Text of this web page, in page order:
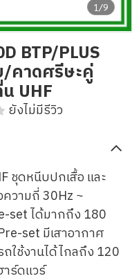
1/9
BTP/PLUS
/คาดศรีษะคู่
UHF
ยังไม่มีรีวิว
ชุดหนีบปกเสื้อ และ
วามถี่ 30Hz ~
set ได้มากถึง 180
set มีเสาอากาศ
ใช้งานได้ไกลถึง 120
าร์ดแวร์